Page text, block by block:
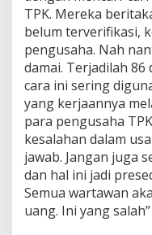
TPK. Mereka
belum terverifikasi,
pengusaha. Nah
damai. Terjadilah
cara ini sering
yang kerjaannya
para pengusaha
kesalahan dalam
jawab. Jangan juga
dan hal ini jadi
Semua wartawan
uang. Ini yang